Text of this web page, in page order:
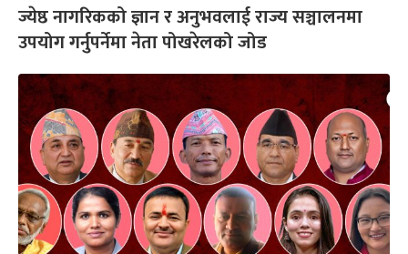
ज्येष्ठ नागरिकको ज्ञान र अनुभवलाई राज्य सञ्चालनमा
उपयोग गर्नुपर्नेमा नेता पोखरेलको जोड